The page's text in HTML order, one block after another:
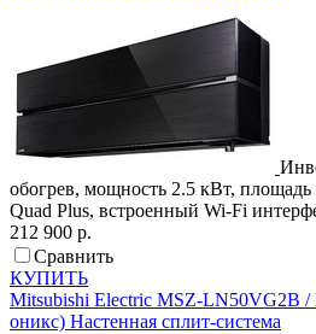
обогрев, мощность 2.5 кВт,
Quad Plus, встроенный Wi-Fi
212 900 р.
Сравнить
КУПИТЬ
Mitsubishi Electric MSZ-LN50VG2B
оникс) Настенная сплит-система